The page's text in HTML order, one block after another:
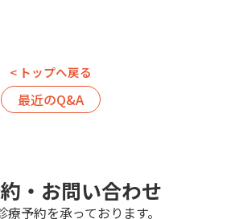
< トップへ戻る
最近のQ&A
・お問い合わせ
療予約を承っております。